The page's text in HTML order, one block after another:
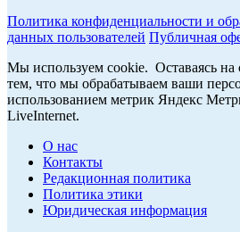
Политика конфиденциальности и
данных пользователей Публичная
Мы используем cookie. Оставаясь на
тем, что мы обрабатываем ваши
использованием метрик Яндекс
LiveInternet.
О нас
Контакты
Редакционная политика
Политика этики
Юридическая информация